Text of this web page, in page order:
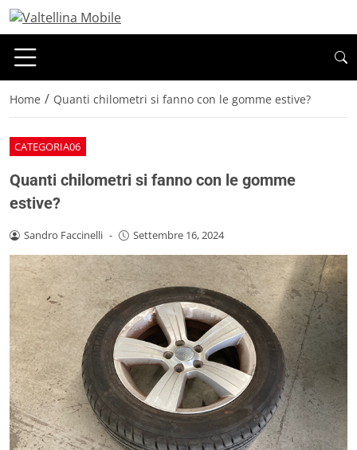
Home / Quanti chilometri si fanno con le gomme estive?
CATEGORIA06
Quanti chilometri si fanno con le gomme
estive?
Sandro Faccinelli - Settembre 16, 2024